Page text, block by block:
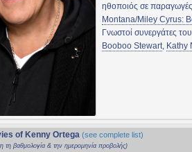
ηθοποιός σε
Montana/Miley Cyrus:
Γνωστοί συνεργάτες
Booboo Stewart, Kathy
of Kenny Ortega (see complete list)
τη βαθμολογία & την ημερομηνία προβολής)